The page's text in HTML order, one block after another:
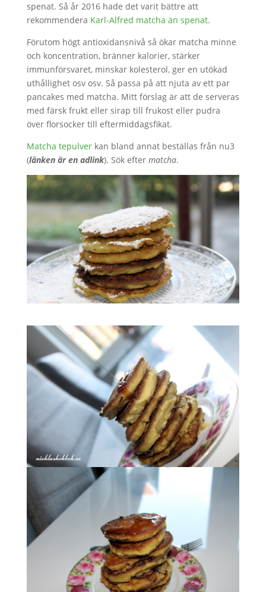
spenat. Så år 2016 hade det varit bättre att
rekommendera Karl-Alfred matcha än spenat.
Förutom högt antioxidansnivå så ökar matcha minne
och koncentration, bränner kalorier, stärker
immunförsvaret, minskar kolesterol, ger en utökad
uthållighet osv osv. Så passa på att njuta av ett par
pancakes med matcha. Mitt förslag är att de serveras
med färsk frukt eller sirap till frukost eller pudra
över florsocker till eftermiddagsfikat.
Matcha tepulverkan bland annat beställas från nu3
(länken är en adlink). Sök efter matcha.